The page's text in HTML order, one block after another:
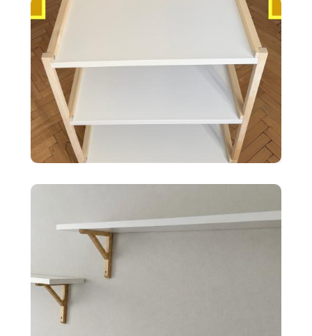
policový diel BI